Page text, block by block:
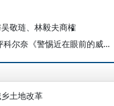
敬琏、林毅夫商榷
陈平：从自由主义到新保守主义 ——评科尔奈《警惕近在眼前的威胁》
土地改革